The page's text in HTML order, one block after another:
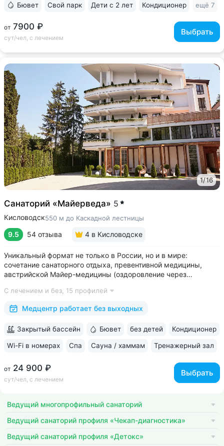
от 7900 ₽
сут/чел, с лечением
Выбрать
Бювет Свой парк Дети с 2 лет Кондиционер ещё 7
1/16
Санаторий «Майерведа» 5
Кисловодск550 м до Каскадной лестницы
9.5 54 отзыва 4 в Кисловодске
Уникальный формат не только в России, но и в мире:
сочетание санаторного отдыха, превентивной медицины,
австрийской Майер-медицины (оздоровление через
Победитель международной премии The World Luxury Awards.
Премия «Вояж» за лучший велнес-проект...
С лечением и без, 15 профилей
Медцентр работает без выходных
от 24 900 ₽
сут/чел, с лечением
Выбрать
Закрытый бассейн Бювет без детей Кондиционер
Wi-Fi в номерах Спа Сауна / хаммам Тренажерный зал
Ведущий многопрофильный санаторий
Ведущий санаторий профиля «Чекап-диагностика»
Ведущий санаторий профиля «Детокс»